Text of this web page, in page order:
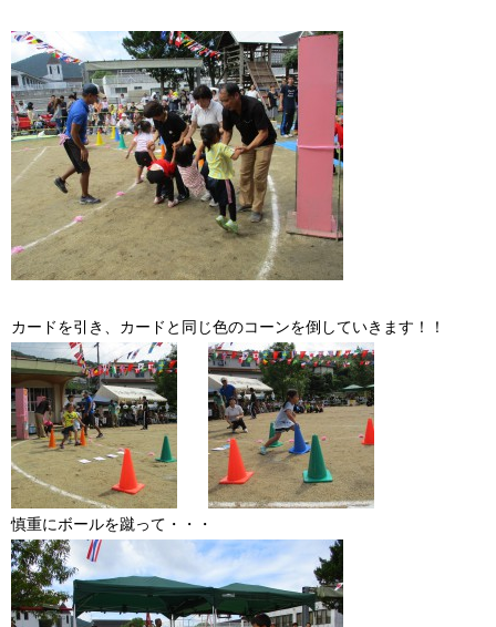
カードを引き、カードと同じ色のコーンを倒していきます！！
慎重にボールを蹴って・・・